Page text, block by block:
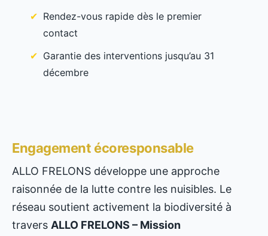
Rendez-vous rapide dès le premier
contact
Garantie des interventions jusqu’au 31
décembre
Engagement écoresponsable
ALLO FRELONS développe une approche
raisonnée de la lutte contre les nuisibles. Le
réseau soutient activement la biodiversité à
travers ALLO FRELONS – Mission